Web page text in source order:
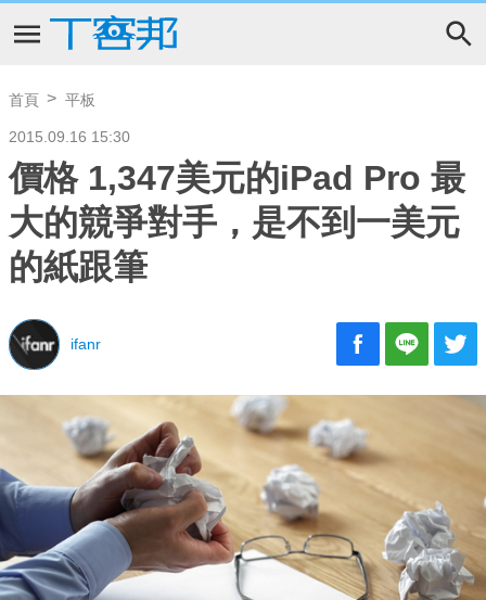
首頁 平板
2015.09.16 15:30
價格 1,347美元的iPad Pro 最
大的競爭對手，是不到一美元
的紙跟筆
ifanr